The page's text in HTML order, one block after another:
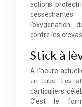
actions
l’oxygénation
contre les
Stick à
À l’heure
en tube. Les
particuliers,
C’est le